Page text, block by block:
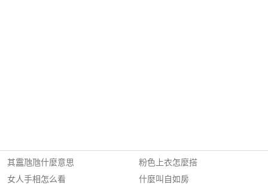
其靁虺虺什麼意思
女人手相怎么看
粉色上衣怎麼搭
什麼叫自如房